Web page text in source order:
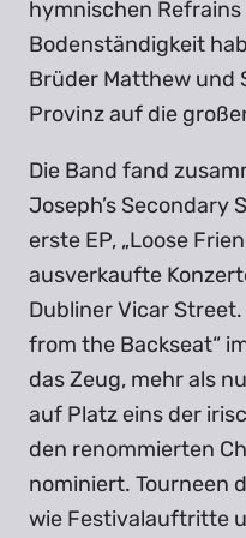
hymnischen
Bodenständigkeit
Brüder Matthew und
Provinz auf die
Die Band fand
Joseph’s Secondary
erste EP, „Loose
ausverkaufte
Dubliner Vicar
from the Backseat“
das Zeug, mehr als
auf Platz eins der
den renommierten
nominiert. Tourneen
wie Festivalauftritte